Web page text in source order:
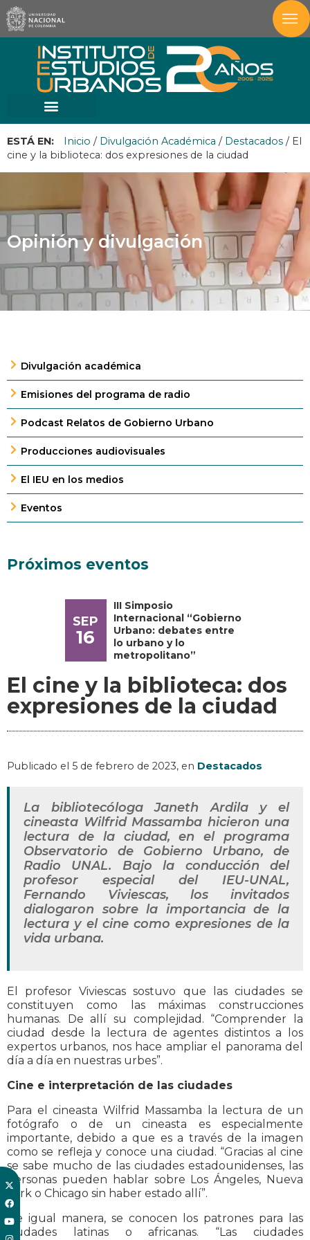
ESTÁ EN: Inicio / Divulgación Académica / Destacados / El
cine y la biblioteca: dos expresiones de la ciudad
Opinión y divulgación
Divulgación académica
Emisiones del programa de radio
Podcast Relatos de Gobierno Urbano
Producciones audiovisuales
El IEU en los medios
Eventos
Próximos eventos
SEP
16
III Simposio
Internacional “Gobierno
Urbano: debates entre
lo urbano y lo
metropolitano”
El cine y la biblioteca: dos
expresiones de la ciudad
Publicado el 5 de febrero de 2023, en Destacados
La bibliotecóloga Janeth Ardila y el
cineasta Wilfrid Massamba hicieron una
lectura de la ciudad, en el programa
Observatorio de Gobierno Urbano, de
Radio UNAL. Bajo la conducción del
profesor especial del IEU-UNAL,
Fernando Viviescas, los invitados
dialogaron sobre la importancia de la
lectura y el cine como expresiones de la
vida urbana.
El profesor Viviescas sostuvo que las ciudades se
constituyen como las máximas construcciones
humanas. De allí su complejidad. “Comprender la
ciudad desde la lectura de agentes distintos a los
expertos urbanos, nos hace ampliar el panorama del
día a día en nuestras urbes”.
Cine e interpretación de las ciudades
Para el cineasta Wilfrid Massamba la lectura de un
fotógrafo o de un cineasta es especialmente
importante, debido a que es a través de la imagen
como se refleja y conoce una ciudad. “Gracias al cine
se sabe mucho de las ciudades estadounidenses, las
personas pueden hablar sobre Los Ángeles, Nueva
York o Chicago sin haber estado allí”.
De igual manera, se conocen los patrones para las
ciudades latinas o africanas. “Las ciudades